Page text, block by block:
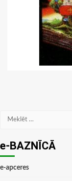
Meklēt:
e-BAZNĪCĀ
e-apceres